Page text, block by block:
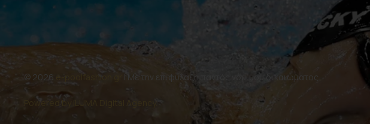
© 2026 | Με την επιφύλαξη παντός νομίμου δικαιώματος.
Powered by ILUMA Digital Agency.